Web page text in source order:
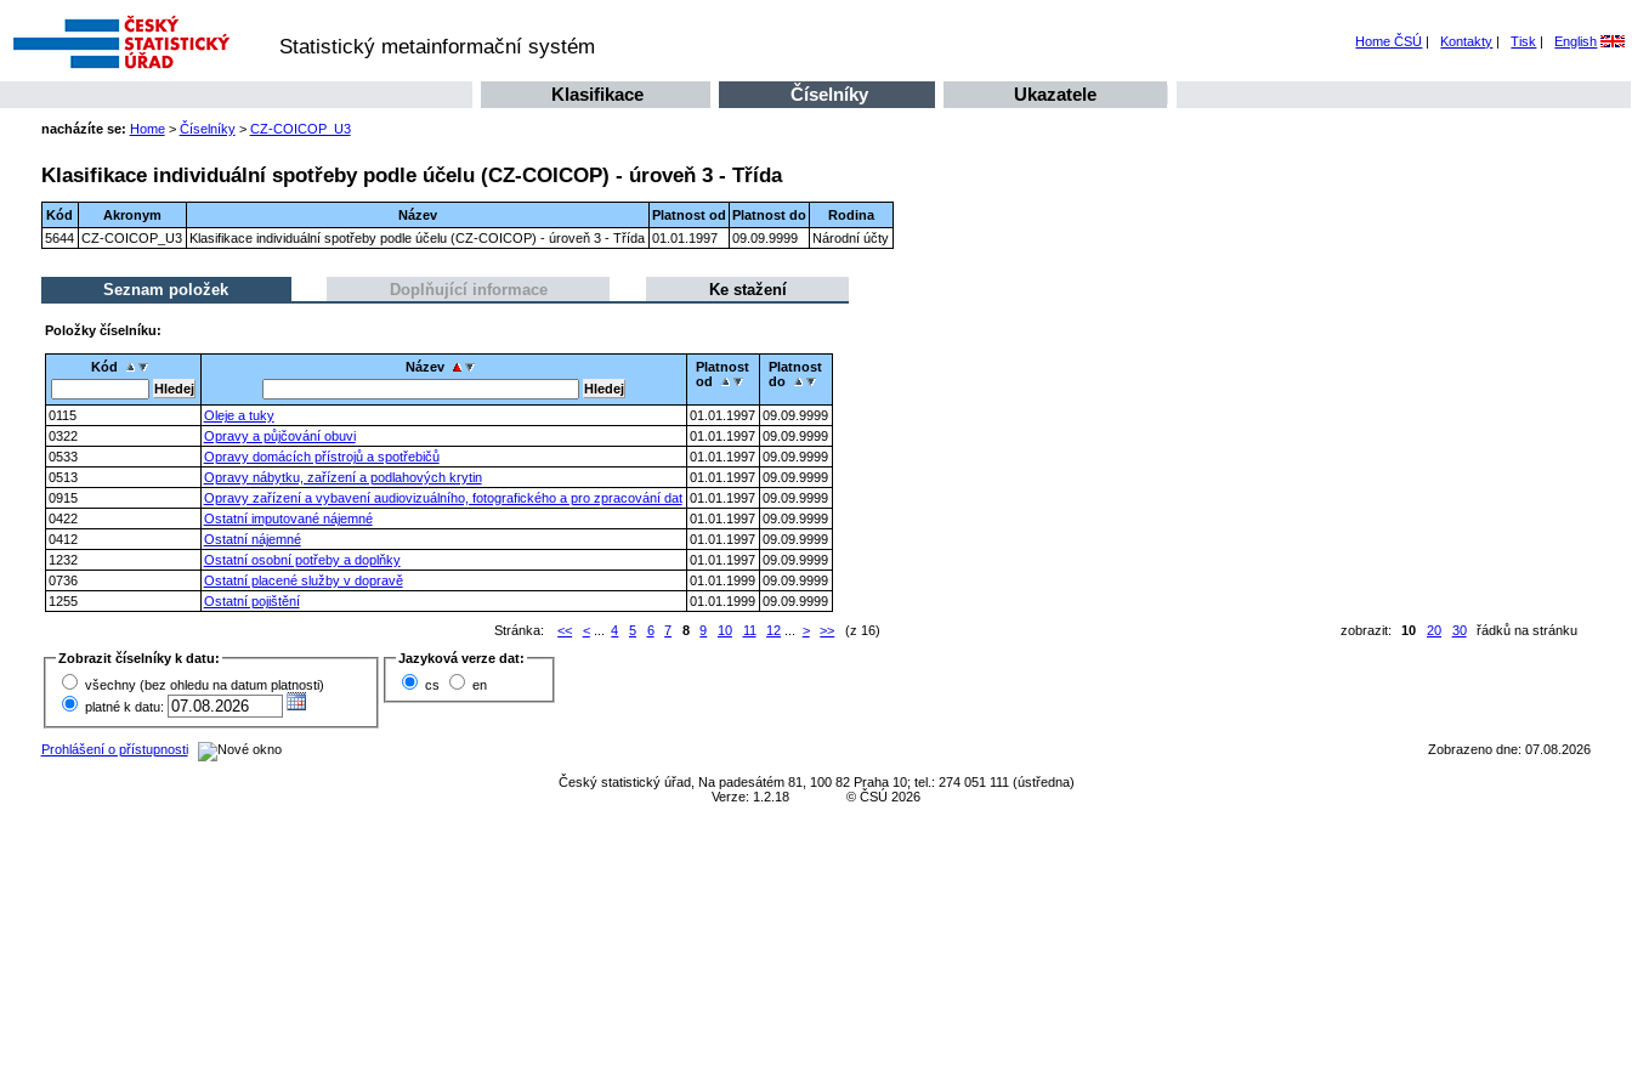
Statistický metainformační systém Home ČSÚ | Kontakty | Tisk | English
Klasifikace Číselníky Ukazatele
nacházíte se: Home> Číselníky> CZ-COICOP_U3
Klasifikace individuální spotřeby podle účelu (CZ-COICOP) - úroveň 3 - Třída
Kód Akronym Název Platnost od Platnost do
Rodina
5644 CZ-COICOP_U3 Klasifikace individuální spotřeby podle účelu (CZ-COICOP) - úroveň 3 - Třída 01.01.1997 09.09.9999 Národní účty
Seznam položek Doplňující informace Ke stažení
Položky číselníku:
Kód Název
Platnost
od
Platnost
do
0115 Oleje a tuky 01.01.1997 09.09.9999
0322
Opravy a půjčování obuvi 01.01.1997 09.09.9999
0533
Opravy domácích přístrojů a spotřebičů 01.01.1997 09.09.9999
0513
Opravy nábytku, zařízení a podlahových krytin 01.01.1997 09.09.9999
0915
Opravy zařízení a vybavení audiovizuálního, fotografického a pro zpracování dat 01.01.1997 09.09.9999
0422
Ostatní imputované nájemné 01.01.1997 09.09.9999
0412
Ostatní nájemné 01.01.1997 09.09.9999
1232
Ostatní osobní potřeby a doplňky 01.01.1997 09.09.9999
0736
Ostatní placené služby v dopravě 01.01.1999 09.09.9999
1255
Ostatní pojištění 01.01.1999 09.09.9999
zobrazit:
10 20 30 řádků na stránku
Stránka: << <... 4 5 6 7 8 9 10 11 12 > >> (z 16)
Zobrazit číselníky k datu:
všechny (bez ohledu na datum platnosti)
platné k datu:
Jazyková verze dat:
cs
en
Prohlášení o přístupnosti Zobrazeno dne: 07.08.2026
Český statistický úřad, Na padesátém 81, 100 82 Praha 10; tel.: 274 051 111 (ústředna)
Verze: 1.2.18
© ČSÚ 2026